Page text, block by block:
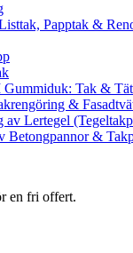
Papptak &
Gummiduk: Tak &
&
av Lertegel
Betongpannor &
en fri offert.